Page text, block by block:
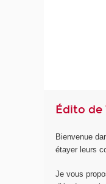
Édito de
Bienvenue
étayer leurs
Je vous